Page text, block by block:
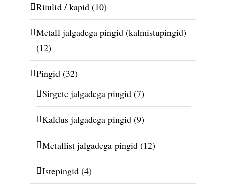
Riiulid / kapid (10)
Metall jalgadega pingid (kalmistupingid)
(12)
Pingid (32)
Sirgete jalgadega pingid (7)
Kaldus jalgadega pingid (9)
Metallist jalgadega pingid (12)
Istepingid (4)